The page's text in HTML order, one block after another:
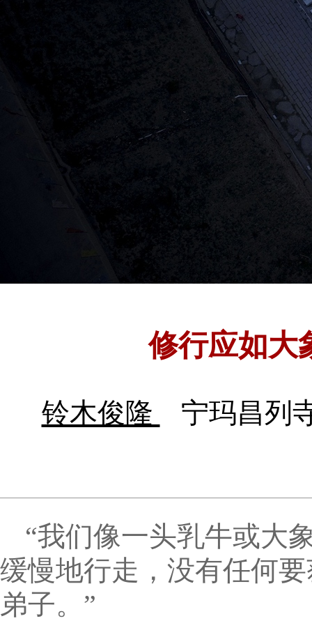
修行应如大
铃木俊隆 宁玛昌列
“我们像一头乳牛或大
缓慢地行走，没有任何
弟子。”